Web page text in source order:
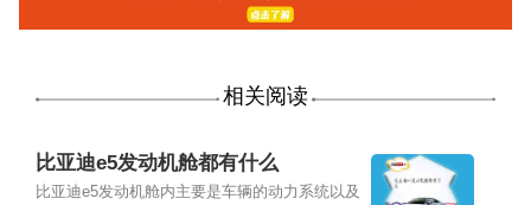
相关阅读
比亚迪e5发动机舱都有什么
比亚迪e5发动机舱内主要是车辆的动力系统以及